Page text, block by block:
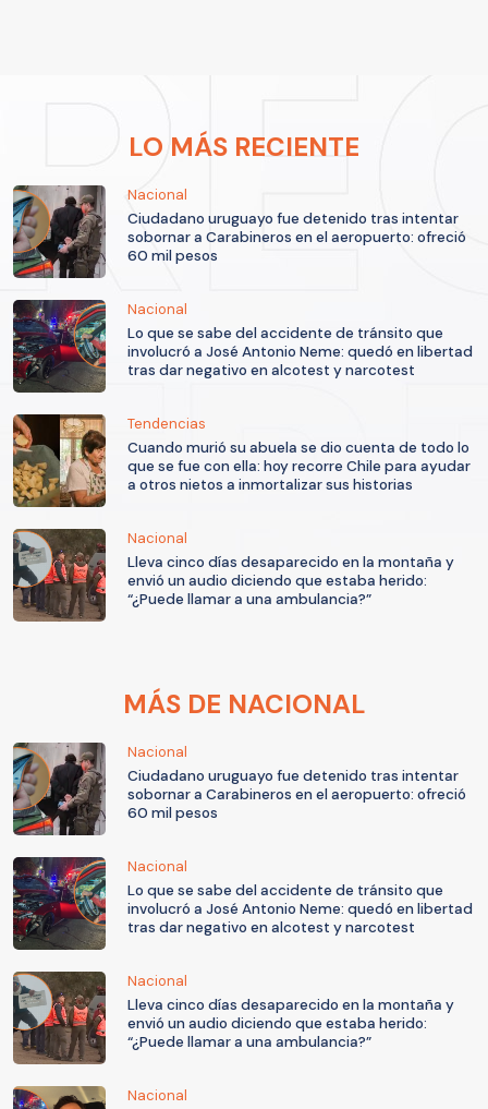
LO MÁS RECIENTE
Nacional
Ciudadano uruguayo fue detenido tras intentar
sobornar a Carabineros en el aeropuerto: ofreció
60 mil pesos
Nacional
Lo que se sabe del accidente de tránsito que
involucró a José Antonio Neme: quedó en libertad
tras dar negativo en alcotest y narcotest
Tendencias
Cuando murió su abuela se dio cuenta de todo lo
que se fue con ella: hoy recorre Chile para ayudar
a otros nietos a inmortalizar sus historias
Nacional
Lleva cinco días desaparecido en la montaña y
envió un audio diciendo que estaba herido:
“¿Puede llamar a una ambulancia?”
MÁS DE NACIONAL
Nacional
Ciudadano uruguayo fue detenido tras intentar
sobornar a Carabineros en el aeropuerto: ofreció
60 mil pesos
Nacional
Lo que se sabe del accidente de tránsito que
involucró a José Antonio Neme: quedó en libertad
tras dar negativo en alcotest y narcotest
Nacional
Lleva cinco días desaparecido en la montaña y
envió un audio diciendo que estaba herido:
“¿Puede llamar a una ambulancia?”
Nacional